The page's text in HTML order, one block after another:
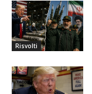
Risvolti